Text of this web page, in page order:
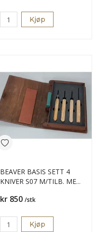
Kjøp
BEAVER BASIS SETT 4
KNIVER S07 M/TILB. MED
Pris
kr 850 /stk
Kjøp